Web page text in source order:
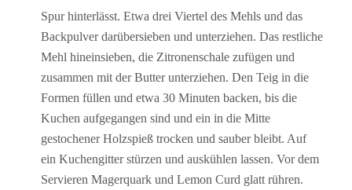
Spur hinterlässt. Etwa drei Viertel des Mehls und das
Backpulver darübersieben und unterziehen. Das restliche
Mehl hineinsieben, die Zitronenschale zufügen und
zusammen mit der Butter unterziehen. Den Teig in die
Formen füllen und etwa 30 Minuten backen, bis die
Kuchen aufgegangen sind und ein in die Mitte
gestochener Holzspieß trocken und sauber bleibt. Auf
ein Kuchengitter stürzen und auskühlen lassen. Vor dem
Servieren Magerquark und Lemon Curd glatt rühren.